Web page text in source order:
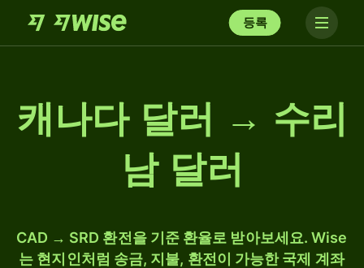
등록
캐나다 달러 → 수리
남 달러
CAD → SRD 환전을 기준 환율로 받아보세요. Wise
는 현지인처럼 송금, 지불, 환전이 가능한 국제 계좌